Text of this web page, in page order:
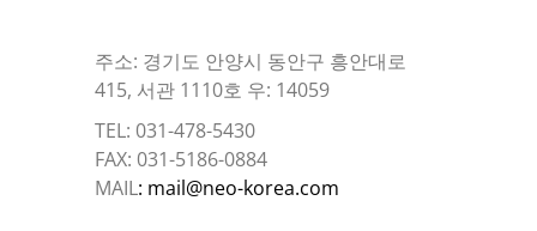
주소: 경기도 안양시 동안구 흥안대로
415, 서관 1110호 우: 14059
TEL: 031-478-5430
FAX: 031-5186-0884
MAIL: mail@neo-korea.com